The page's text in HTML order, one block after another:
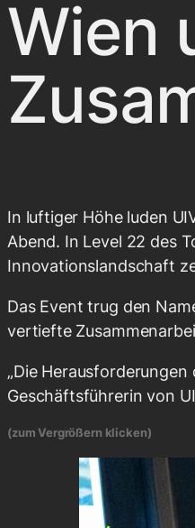
Wien
In luftiger Höhe luden
Abend. In Level 22 des
Innovationslandschaft
Das Event trug den
vertiefte
„Die
Geschäftsführerin von
(zum Vergrößern klicken)